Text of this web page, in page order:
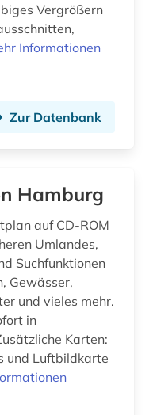
Vergrößern
Informationen
Zur Datenbank
Hamburg
auf CD-ROM
Umlandes,
Suchfunktionen
Gewässer,
und vieles mehr.
in
Karten:
und Luftbildkarte